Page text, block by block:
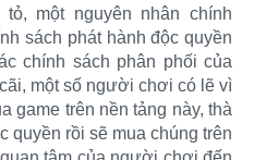
tỏ, một nguyên nhân chính
sách phát hành độc quyền
chính sách phân phối của
một số người chơi có lẽ vì
game trên nền tảng này, thà
quyền rồi sẽ mua chúng trên